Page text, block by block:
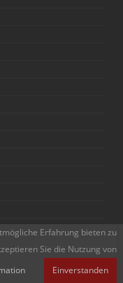
Erfahrung bieten zu
Sie die Nutzung von
Einverstanden